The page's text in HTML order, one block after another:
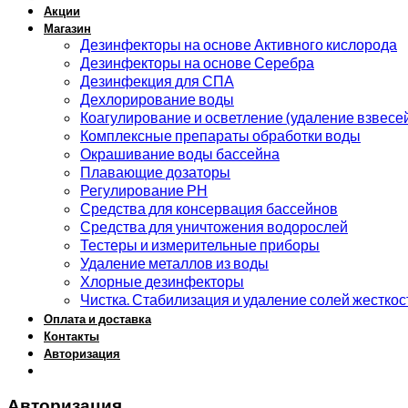
Акции
Магазин
Дезинфекторы на основе Активного кислорода
Дезинфекторы на основе Серебра
Дезинфекция для СПА
Дехлорирование воды
Коагулирование и осветление (удаление
Комплексные препараты обработки воды
Окрашивание воды бассейна
Плавающие дозаторы
Регулирование РН
Средства для консервация бассейнов
Средства для уничтожения водорослей
Тестеры и измерительные приборы
Удаление металлов из воды
Хлорные дезинфекторы
Чистка. Стабилизация и удаление солей
Оплата и доставка
Контакты
Авторизация